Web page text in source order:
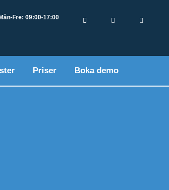
Mån-Fre: 09:00-17:00
Priser Boka demo